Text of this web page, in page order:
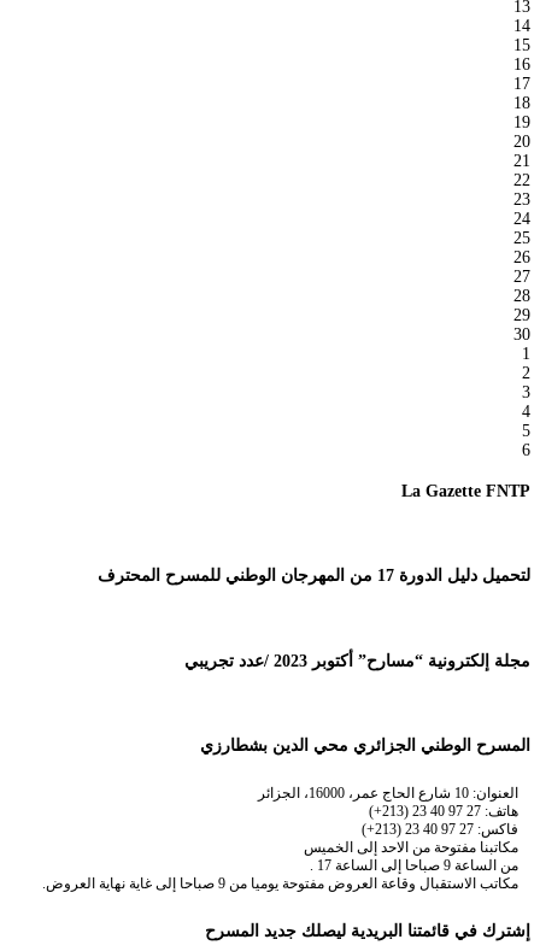
13
14
15
16
17
18
19
20
21
22
23
24
25
26
27
28
29
30
1
2
3
4
5
6
La Gazette FNTP
لتحميل دليل الدورة 17 من المهرجان الوطني للمسرح المحترف
مجلة إلكترونية “مسارح” أكتوبر 2023 /عدد تجريبي
المسرح الوطني الجزائري محي الدين بشطارزي
العنوان: 10 شارع الحاج عمر، 16000، الجزائر
هاتف: 27 97 40 23 (213+)
فاكس: 27 97 40 23 (213+)
مكاتبنا مفتوحة من الاحد إلى الخميس
من الساعة 9 صباحا إلى الساعة 17 .
مكاتب الاستقبال وقاعة العروض مفتوحة يوميا من 9 صباحا إلى غاية نهاية العروض.
إشترك في قائمتنا البريدية ليصلك جديد المسرح